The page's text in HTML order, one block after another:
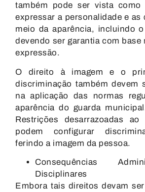
também pode ser vista como
expressar a personalidade e
meio da aparência, incluindo
devendo ser garantia com base
expressão.
O direito à imagem e o
discriminação também devem
na aplicação das normas
aparência do guarda
Restrições desarrazoadas
podem configurar
ferindo a imagem da pessoa.
Consequências
Disciplinares
Embora tais direitos devam